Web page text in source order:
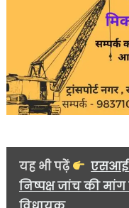
यह भी पढ़ें
निष्पक्ष जांच की